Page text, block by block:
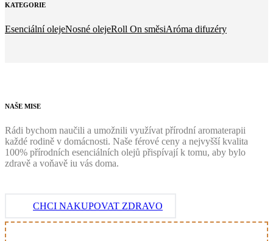
KATEGORIE
Esenciální olejeNosné olejeRoll On směsiAróma difuzéry
NAŠE MISE
Rádi bychom naučili a umožnili využívat přírodní aromaterapii
každé rodině v domácnosti. Naše férové ceny a nejvyšší kvalita
100% přírodních esenciálních olejů přispívají k tomu, aby bylo
zdravě a voňavě iu vás doma.
CHCI NAKUPOVAT ZDRAVO